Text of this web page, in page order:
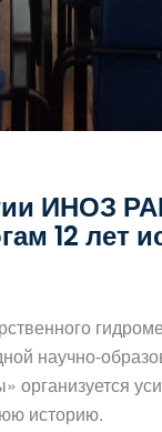
ИНОЗ
12 лет
научно-
историю.